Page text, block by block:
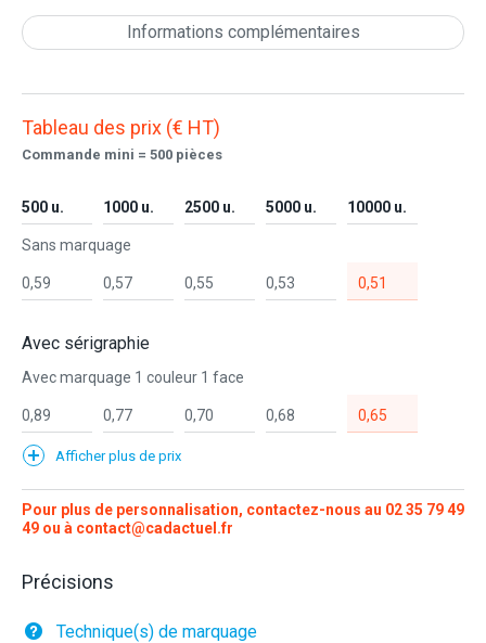
Informations complémentaires
Tableau des prix (€ HT)
Commande mini = 500 pièces
500 u. 1000 u. 2500 u. 5000 u. 10000 u.
Sans marquage
0,59 0,57 0,55 0,53 0,51
Avec sérigraphie
Avec marquage 1 couleur 1 face
0,89 0,77 0,70 0,68 0,65
Afficher plus de prix
Pour plus de personnalisation, contactez-nous au 02 35 79 49
49 ou à contact@cadactuel.fr
Précisions
Technique(s) de marquage